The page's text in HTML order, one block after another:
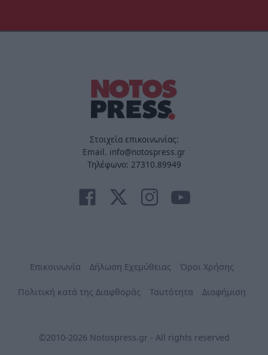
Στοιχεία επικοινωνίας:
Email. info@notospress.gr
Τηλέφωνο: 27310.89949
Επικοινωνία Δήλωση Εχεμύθειας Όροι Χρήσης
Πολιτική κατά της Διαφθοράς Ταυτότητα Διαφήμιση
©2010-2026 Notospress.gr - All rights reserved